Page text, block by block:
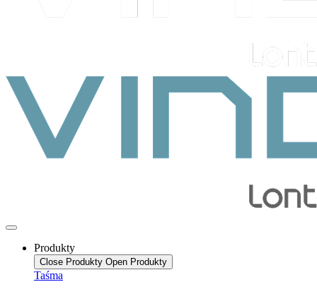
Produkty
Close Produkty Open Produkty
Taśma